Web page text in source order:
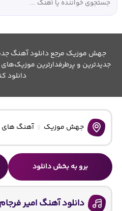
جهش موزیک مرجع دانلود آهنگ جدید
جدیدترین و پرطرفدارترین
دانلود
جهش موزیک آهنگ های
برو به بخش دانلود
دانلود آهنگ امیر